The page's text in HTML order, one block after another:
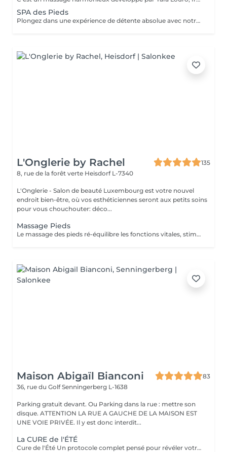
SPA des Pieds
Plongez dans une expérience de détente absolue avec notre Spa des Pieds, un rituel d'exception dédié au bien-être et à l'élégance. Vos pieds sont délicatement immergés dans un bain sensoriel enrichi en sels précieux et actifs relaxants, favorisant la détente profonde et la revitalisation. Le soin se poursuit par une exfoliation raffinée qui révèle une peau douce et soyeuse, suivie d'un massage expert aux gestes lents et enveloppants, libérant les tensions et rééquilibrant les énergies. Véritable moment de luxe et de sérénité, ce soin procure une sensation de légèreté durable et un confort absolu.
L'Onglerie by Rachel
135
8, rue de la forêt verte Heisdorf L-7340
L'Onglerie - Salon de beauté Luxembourg est votre nouvel
endroit bien-être, où vos esthéticiennes seront aux petits soins
pour vous chouchouter: déco...
Massage Pieds
Le massage des pieds ré-équilibre les fonctions vitales, stimule la circulation sanguine ainsi que le drainage lymphatique. Vos muscles se détendent, les systèmes nerveux sont stimulés.. succombez, profitez d'un moment de détente et de relaxation unique.
Maison Abigaïl Bianconi
83
36, rue du GolfSenningerberg L-1638
Parking gratuit devant. Ou Parking dans la rue : mettre son
disque. ATTENTION LA RUE A GAUCHE DE LA MAISON EST
UNE VOIE PRIVÉE. Il y est donc interdit...
La CURE de l'ÉTÉ
Cure de l'Été Un protocole complet pensé pour révéler votre silhouette avant l'été : détoxifier, affiner, sculpter. Drainage lymphatique, Vacuslim et Maderothérapie réunis en une seule séance, adaptée à vos besoins. 10 séances d'1h30 résultats progressifs et visibles dès les premières séances. Pour des résultats optimum, nous vous conseillons 1 à 2 séances par semaine. Cure de l'Été+ Le même protocole complet, étendu aux bras pour une silhouette affinée de la tête aux pieds. Drainage, Vacuslim et Maderothérapie, adaptés à vos besoins. 10 séances d'1h45 résultats progressifs et visibles dès les premières séances. Pour des résultats optimum, nous vous conseillons 1 à 2 séances par semaine.